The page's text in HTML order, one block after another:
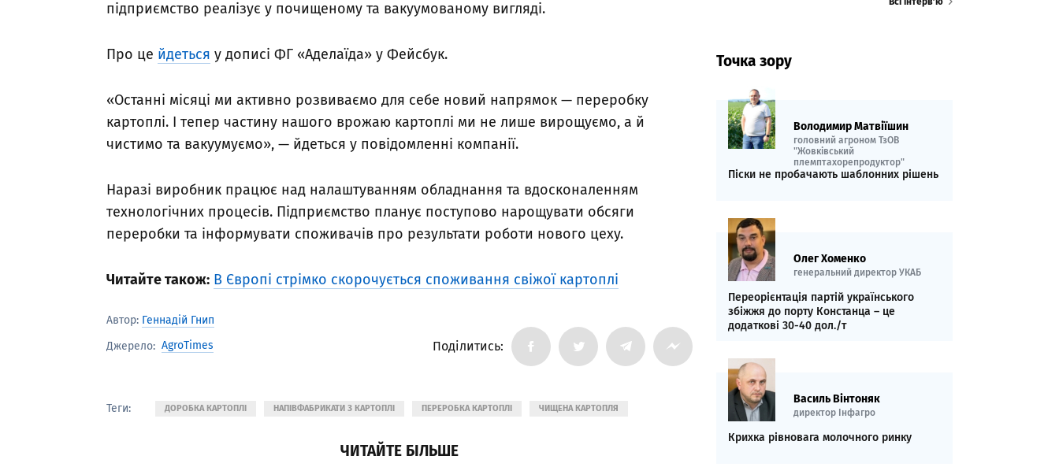
підприємство реалізує у почищеному та вакуумованому вигляді.
Про це йдеться у дописі ФГ «Аделаїда» у Фейсбук.
«Останні місяці ми активно розвиваємо для себе новий напрямок — переробку
картоплі. І тепер частину нашого врожаю картоплі ми не лише вирощуємо, а й
чистимо та вакуумуємо», — йдеться у повідомленні компанії.
Наразі виробник працює над налаштуванням обладнання та вдосконаленням
технологічних процесів. Підприємство планує поступово нарощувати обсяги
переробки та інформувати споживачів про результати роботи нового цеху.
Читайте також: В Європі стрімко скорочується споживання свіжої картоплі
Автор: Геннадій Гнип
Джерело: AgroTimes Поділитись:
Теги: ДОРОБКА КАРТОПЛІ НАПІВФАБРИКАТИ З КАРТОПЛІ ПЕРЕРОБКА КАРТОПЛІ ЧИЩЕНА КАРТОПЛЯ
ЧИТАЙТЕ БІЛЬШЕ
Точка зору
Володимир Матвіїшин
головний агроном ТзОВ
"Жовківський
племптахорепродуктор"
Піски не пробачають шаблонних рішень
Олег Хоменко
генеральний директор УКАБ
Переорієнтація партій українського
збіжжя до порту Констанца – це
додаткові 30-40 дол./т
Василь Вінтоняк
директор Інфагро
Крихка рівновага молочного ринку